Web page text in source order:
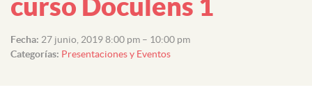
curso Doculens 1
Fecha: 27 junio, 2019 8:00 pm – 10:00 pm
Categorías: Presentaciones y Eventos